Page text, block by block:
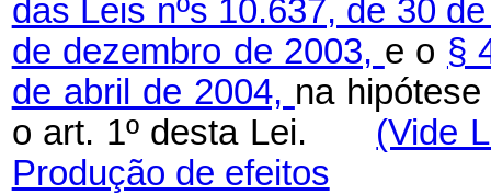
das Leis nºs 10.637, de 30
de dezembro de 2003, e o §
de abril de 2004, na
o art. 1º desta Lei. (Vide
Produção de efeitos